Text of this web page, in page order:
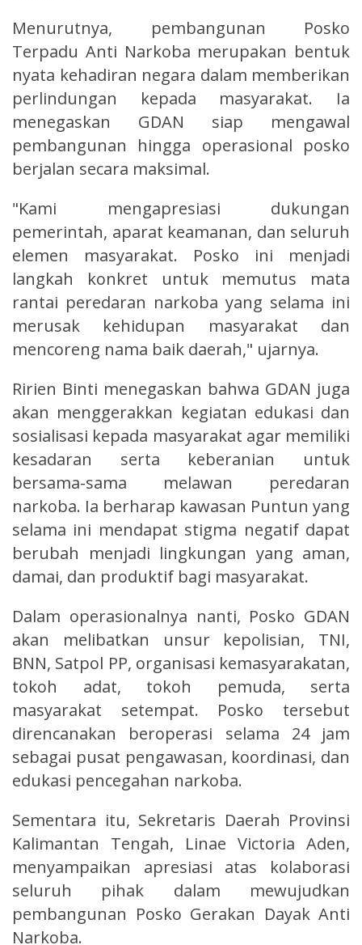
Menurutnya, pembangunan Posko
Terpadu Anti Narkoba merupakan bentuk
nyata kehadiran negara dalam memberikan
perlindungan kepada masyarakat. Ia
menegaskan GDAN siap mengawal
pembangunan hingga operasional posko
berjalan secara maksimal.
"Kami mengapresiasi dukungan
pemerintah, aparat keamanan, dan seluruh
elemen masyarakat. Posko ini menjadi
langkah konkret untuk memutus mata
rantai peredaran narkoba yang selama ini
merusak kehidupan masyarakat dan
mencoreng nama baik daerah," ujarnya.
Ririen Binti menegaskan bahwa GDAN juga
akan menggerakkan kegiatan edukasi dan
sosialisasi kepada masyarakat agar memiliki
kesadaran serta keberanian untuk
bersama-sama melawan peredaran
narkoba. Ia berharap kawasan Puntun yang
selama ini mendapat stigma negatif dapat
berubah menjadi lingkungan yang aman,
damai, dan produktif bagi masyarakat.
Dalam operasionalnya nanti, Posko GDAN
akan melibatkan unsur kepolisian, TNI,
BNN, Satpol PP, organisasi kemasyarakatan,
tokoh adat, tokoh pemuda, serta
masyarakat setempat. Posko tersebut
direncanakan beroperasi selama 24 jam
sebagai pusat pengawasan, koordinasi, dan
edukasi pencegahan narkoba.
Sementara itu, Sekretaris Daerah Provinsi
Kalimantan Tengah, Linae Victoria Aden,
menyampaikan apresiasi atas kolaborasi
seluruh pihak dalam mewujudkan
pembangunan Posko Gerakan Dayak Anti
Narkoba.